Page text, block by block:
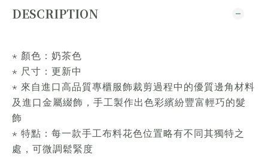
DESCRIPTION
⋆ 顏色：奶茶色
⋆ 尺寸：更新中
⋆ 來自進口高品質專櫃服飾裁剪過程中的優質邊角材料
及進口金屬綴飾，手工製作出色彩繽紛豐富輕巧的髮
飾
⋆ 特點：每一款手工布料花色位置略有不同其獨特之
處，可微調鬆緊度